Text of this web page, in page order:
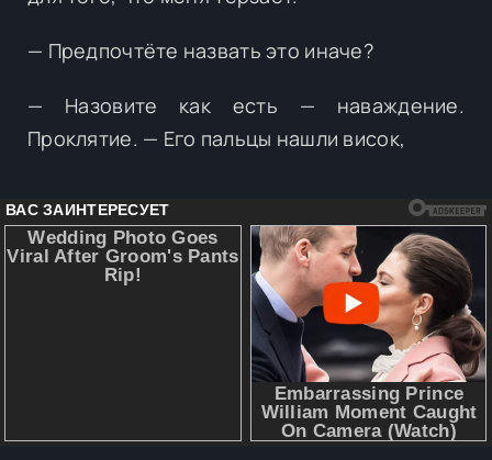
— Предпочтёте назвать это иначе?
— Назовите как есть — наваждение.
Проклятие. — Его пальцы нашли висок,